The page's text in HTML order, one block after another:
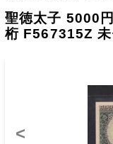
聖徳太子 5000
桁 F567315Z 未
<